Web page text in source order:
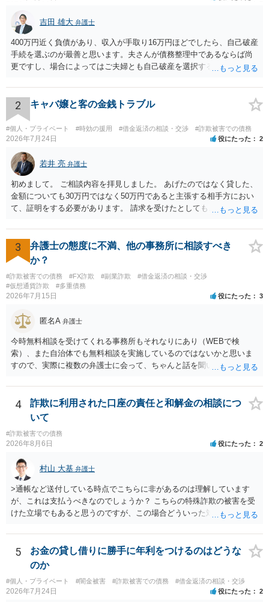
吉田 雄大 弁護士
400万円近く負債があり、収入が手取り16万円ほどでしたら、自己破産
手続を選ぶのが最善と思います。夫さんが債務整理中であるならば尚
更ですし、場合によってはご夫婦とも自己破産を選択する方法もある
2 キャバ嬢と客の金銭トラブル
#個人・プライベート #時効の援用 #借金返済の相談・交渉 #詐欺被害での債務
2026年7月24日 役にたった 2
若井 亮 弁護士
初めまして。 ご相談内容を拝見しました。 あげたのではなく貸した、
金額についても30万円ではなく50万円であると主張する相手方におい
て、証明をする必要があります。 請求を受けたとしても、もらったも
れることになるでしょう。 請求があるまでは、こちらからアクション
を起こす必要はないかと思います。
3
弁護士の態度に不満、他の事務所に相談すべき
か？
#詐欺被害での債務 #FX詐欺 #副業詐欺
#借金返済の相談・交渉
#仮想通貨詐欺
#多重債務
2026年7月15日 役にたった 3
匿名A 弁護士
今時無料相談を受けてくれる事務所もそれなりにあり（WEBで検
索）、また自治体でも無料相談を実施しているのではないかと思いま
すので、実際に複数の弁護士に会って、ちゃんと話を聞いてくれる
はそもそも事案を把握できていないようですので、御相談の案件につ
いては弁護士として能力不足なのかもしれません。相手にしない方が
良いと思います。ただ、仮想通貨詐欺の被害回復は現実的には難しい
かもしれません。
4
詐欺に利用された口座の責任と和解金の相談につ
いて
#詐欺被害での債務
2026年8月6日 役にたった 2
村山 大基 弁護士
>通帳など送付している時点でこちらに非があるのは理解しています
が、これは支払うべきなのでしょうか？ こちらの特殊詐欺の被害を受
けた立場でもあると思うのですが、この場合どういった対処が必要で
がいいとは思います。 そもそも、特殊詐欺関係なく旦那さんの行為
は法に触れる可能性もあります。 ＞100万を支払わず穏便に和解する
ことは可能でしょうか？ →一般的には難しいです。相談者さんも１０
０万円の被害を受けたとして、１円も払わないで和解したいと言われ
たら、 できるだけ重い刑罰を与えて欲しい、と思われるのではない
でしょうか。 ＞弁護士さんに入ってもらうことで支払額が下がること
5
お金の貸し借りに勝手に年利をつけるのはどうな
のか
#個人・プライベート #闇金被害 #詐欺被害での債務 #借金返済の相談・交渉
2026年7月24日 役にたった 2